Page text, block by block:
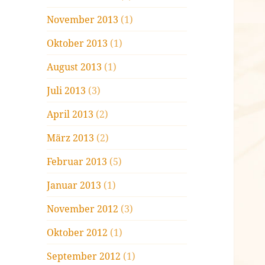
November 2013 (1)
Oktober 2013 (1)
August 2013 (1)
Juli 2013 (3)
April 2013 (2)
März 2013 (2)
Februar 2013 (5)
Januar 2013 (1)
November 2012 (3)
Oktober 2012 (1)
September 2012 (1)